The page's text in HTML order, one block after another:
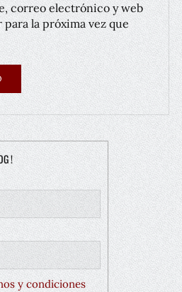
correo electrónico y web
para la próxima vez que
!
y condiciones